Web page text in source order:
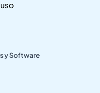
y Software